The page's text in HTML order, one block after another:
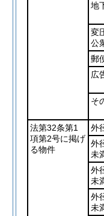
地
変
公
郵
広
そ
法第32条第1
項第2号に掲げ
る物件
外
外
未
外
未
外
未